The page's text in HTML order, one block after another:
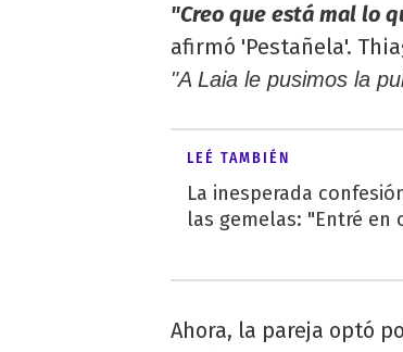
"Creo que está mal lo
afirmó 'Pestañela'.
"A Laia le pusimos la
LEÉ TAMBIÉN
La inesperada
las gemelas: "Entré en
Ahora, la pareja optó